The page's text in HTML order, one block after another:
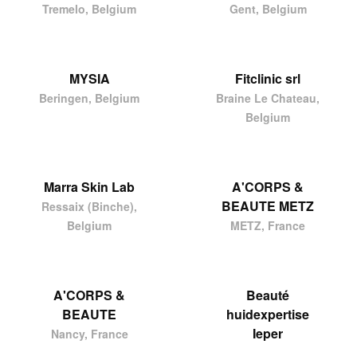
Tremelo, Belgium Gent, Belgium
MYSIA
Beringen, Belgium
Fitclinic srl
Braine Le Chateau,
Belgium
Marra Skin Lab
Ressaix (Binche),
Belgium
A'CORPS &
BEAUTE METZ
METZ, France
A'CORPS &
BEAUTE
Nancy, France
Beauté
huidexpertise
Ieper